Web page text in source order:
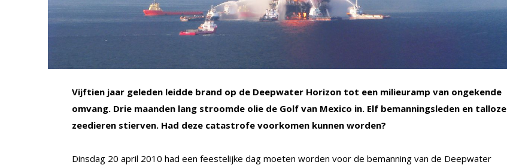
Vijftien jaar geleden leidde brand op de Deepwater Horizon tot een milieuramp van ongekende
omvang. Drie maanden lang stroomde olie de Golf van Mexico in. Elf bemanningsleden en talloze
zeedieren stierven. Had deze catastrofe voorkomen kunnen worden?
Dinsdag 20 april 2010 had een feestelijke dag moeten worden voor de bemanning van de Deepwater